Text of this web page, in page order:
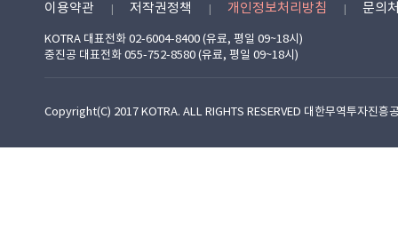
이용약관 저작권정책 개인정보처리방침 문의
KOTRA 대표전화 02-6004-8400 (유료, 평일 09~18시)
중진공 대표전화 055-752-8580 (유료, 평일 09~18시)
Copyright(C) 2017 KOTRA. ALL RIGHTS RESERVED 대한무역투자진흥